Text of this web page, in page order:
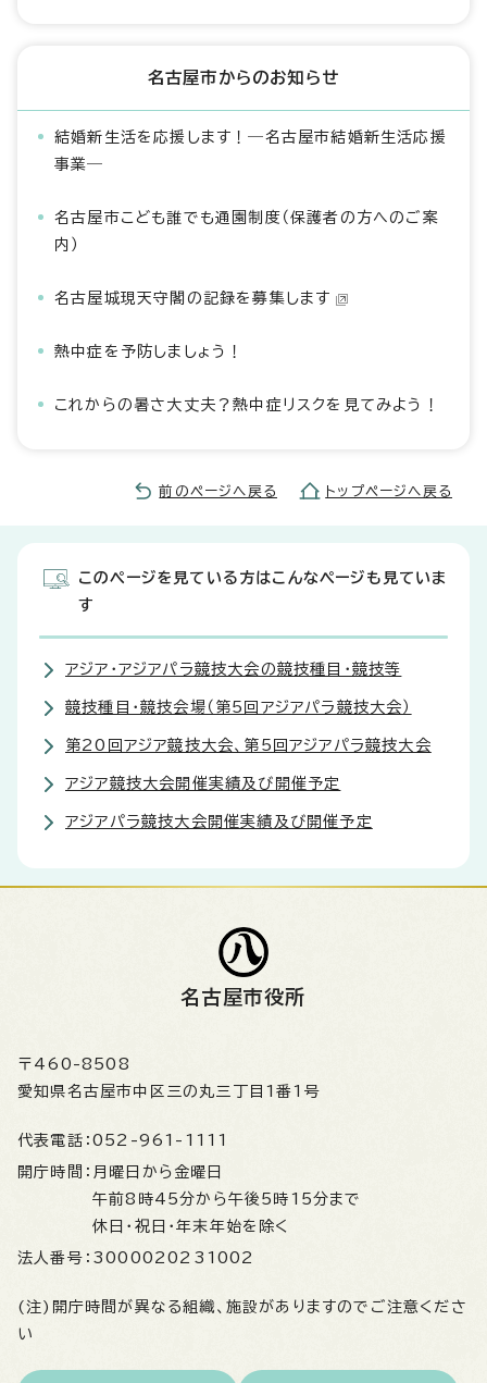
名古屋市からのお知らせ
結婚新生活を応援します！―名古屋市結婚新生活応援
事業―
名古屋市こども誰でも通園制度（保護者の方へのご案
内）
名古屋城現天守閣の記録を募集します
熱中症を予防しましょう！
これからの暑さ大丈夫？熱中症リスクを見てみよう！
前のページへ戻る トップページへ戻る
このページを見ている方はこんなページも見ていま
す
アジア・アジアパラ競技大会の競技種目・競技等
競技種目・競技会場（第5回アジアパラ競技大会）
第20回アジア競技大会、第5回アジアパラ競技大会
アジア競技大会開催実績及び開催予定
アジアパラ競技大会開催実績及び開催予定
名古屋市役所
〒460-8508
愛知県名古屋市中区三の丸三丁目1番1号
代表電話： 052-961-1111
開庁時間： 月曜日から金曜日
午前8時45分から午後5時15分まで
休日・祝日・年末年始を除く
法人番号： 3000020231002
(注)開庁時間が異なる組織、施設がありますのでご注意くださ
い